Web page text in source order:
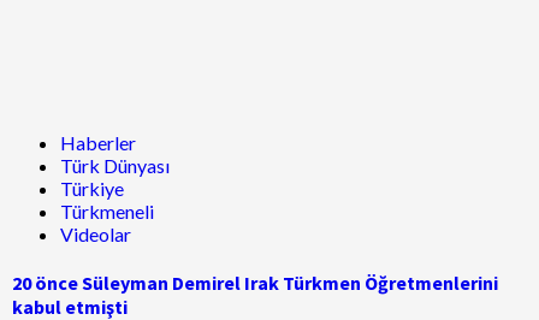
Haberler
Türk Dünyası
Türkiye
Türkmeneli
Videolar
20 önce Süleyman Demirel Irak Türkmen Öğretmenlerini
kabul etmişti